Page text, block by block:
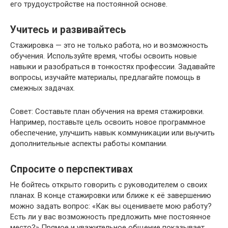
его трудоустройстве на постоянной основе.
Учитесь и развивайтесь
Стажировка — это не только работа, но и возможность
обучения. Используйте время, чтобы освоить новые
навыки и разобраться в тонкостях профессии. Задавайте
вопросы, изучайте материалы, предлагайте помощь в
смежных задачах.
Совет: Составьте план обучения на время стажировки.
Например, поставьте цель освоить новое программное
обеспечение, улучшить навык коммуникации или выучить
дополнительные аспекты работы компании.
Спросите о перспективах
Не бойтесь открыто говорить с руководителем о своих
планах. В конце стажировки или ближе к её завершению
можно задать вопрос: «Как вы оцениваете мою работу?
Есть ли у вас возможность предложить мне постоянное